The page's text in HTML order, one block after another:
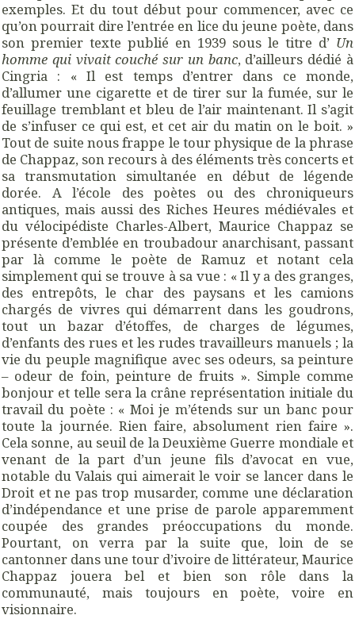
exemples. Et du tout début pour commencer, avec ce
qu’on pourrait dire l’entrée en lice du jeune poète, dans
son premier texte publié en 1939 sous le titre d’ Un
homme qui vivait couché sur un banc, d’ailleurs dédié à
Cingria : « Il est temps d’entrer dans ce monde,
d’allumer une cigarette et de tirer sur la fumée, sur le
feuillage tremblant et bleu de l’air maintenant. Il s’agit
de s’infuser ce qui est, et cet air du matin on le boit. »
Tout de suite nous frappe le tour physique de la phrase
de Chappaz, son recours à des éléments très concerts et
sa transmutation simultanée en début de légende
dorée. A l’école des poètes ou des chroniqueurs
antiques, mais aussi des Riches Heures médiévales et
du vélocipédiste Charles-Albert, Maurice Chappaz se
présente d’emblée en troubadour anarchisant, passant
par là comme le poète de Ramuz et notant cela
simplement qui se trouve à sa vue : « Il y a des granges,
des entrepôts, le char des paysans et les camions
chargés de vivres qui démarrent dans les goudrons,
tout un bazar d’étoffes, de charges de légumes,
d’enfants des rues et les rudes travailleurs manuels ; la
vie du peuple magnifique avec ses odeurs, sa peinture
– odeur de foin, peinture de fruits ». Simple comme
bonjour et telle sera la crâne représentation initiale du
travail du poète : « Moi je m’étends sur un banc pour
toute la journée. Rien faire, absolument rien faire ».
Cela sonne, au seuil de la Deuxième Guerre mondiale et
venant de la part d’un jeune fils d’avocat en vue,
notable du Valais qui aimerait le voir se lancer dans le
Droit et ne pas trop musarder, comme une déclaration
d’indépendance et une prise de parole apparemment
coupée des grandes préoccupations du monde.
Pourtant, on verra par la suite que, loin de se
cantonner dans une tour d’ivoire de littérateur, Maurice
Chappaz jouera bel et bien son rôle dans la
communauté, mais toujours en poète, voire en
visionnaire.